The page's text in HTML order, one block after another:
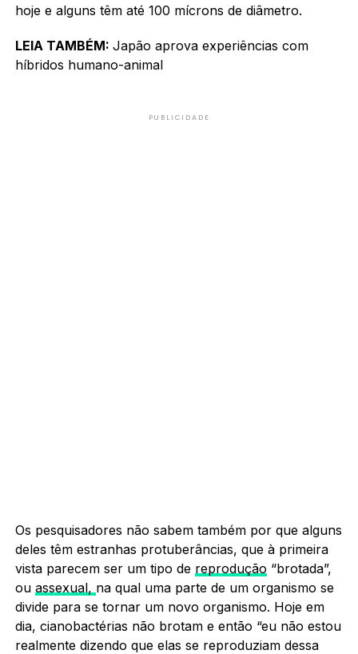
hoje e alguns têm até 100 mícrons de diâmetro.
LEIA TAMBÉM: Japão aprova experiências com
híbridos humano-animal
PUBLICIDADE
Os pesquisadores não sabem também por que alguns
deles têm estranhas protuberâncias, que à primeira
vista parecem ser um tipo de reprodução “brotada”,
ou assexual, na qual uma parte de um organismo se
divide para se tornar um novo organismo. Hoje em
dia, cianobactérias não brotam e então “eu não estou
realmente dizendo que elas se reproduziam dessa